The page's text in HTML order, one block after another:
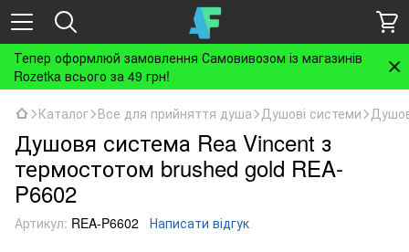
Тепер оформлюй замовлення Самовивозом із магазинів
Rozetka всього за 49 грн!
Каталог Все для прийняття душа Душові системи
Душовя система Rea Vincent з
термостотом brushed gold REA-
P6602
Артикул: REA-P6602 Написати відгук